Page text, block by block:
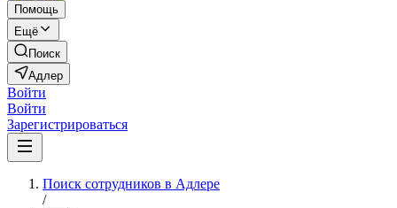
Помощь
Ещё
Поиск
Адлер
Войти
Войти
Зарегистрироваться
Поиск сотрудников в Адлере
/